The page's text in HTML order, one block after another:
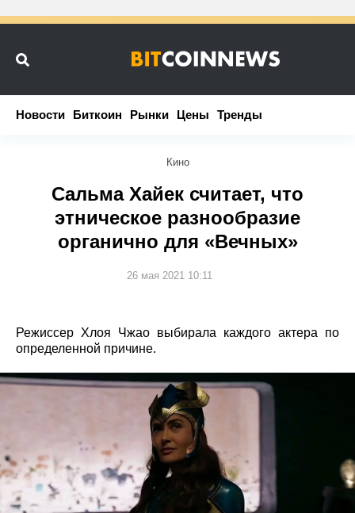
Новости Биткоин Рынки Цены Тренды
Новости Биткоин Рынки Цены Тренды
Кино
Сальма Хайек считает, что
этническое разнообразие
органично для «Вечных»
26 мая 2021 10:11
Режиссер Хлоя Чжао выбирала каждого актера по
определенной причине.